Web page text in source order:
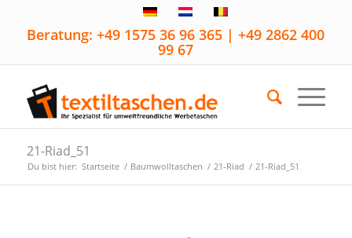
Beratung: +49 1575 36 96 365 | +49 2862 400
99 67
21-Riad_51
Du bist hier: Startseite / Baumwolltaschen / 21-Riad / 21-Riad_51